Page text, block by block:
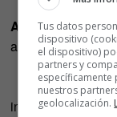
Ayni.Elaynies
a la minga que
familiar entre
trabaja con
intercambiar
Tus datos
dispositivo
el dispositivo)
partners y
nuestros
geolocalización.